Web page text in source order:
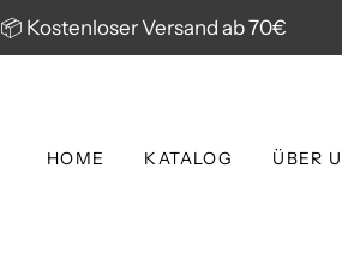
📦 Kostenloser Versand ab 70€
HOME KATALOG ÜBER